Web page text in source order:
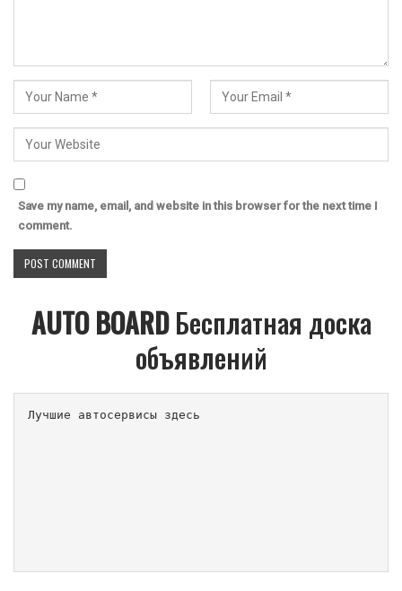
Save my name, email, and website in this browser for the next time I
comment.
AUTO BOARDБесплатная доска
объявлений
Лучшие автосервисы здесь